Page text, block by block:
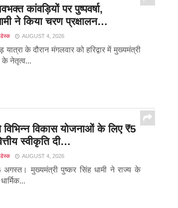
कांवड़ियों पर पुष्पवर्षा,
ने किया चरण प्रक्षालन…
डेस्क AUGUST 4, 2026
यात्रा के दौरान मंगलवार को हरिद्वार में मुख्यमंत्री
के नेतृत्व...
विभिन्न विकास योजनाओं के लिए ₹5
स्वीकृति दी…
डेस्क AUGUST 4, 2026
मुख्यमंत्री पुष्कर सिंह धामी ने राज्य के